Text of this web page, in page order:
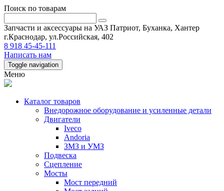
Поиск по товарам
Запчасти и аксессуары на УАЗ Патриот, Буханка, Хантер
г.Краснодар, ул.Российская, 402
8 918 45-45-111
Написать нам
Toggle navigation
Меню
Каталог товаров
Внедорожное оборудование и усиленные детали
Двигатели
Iveco
Andoria
ЗМЗ и УМЗ
Подвеска
Сцепление
Мосты
Мост передний